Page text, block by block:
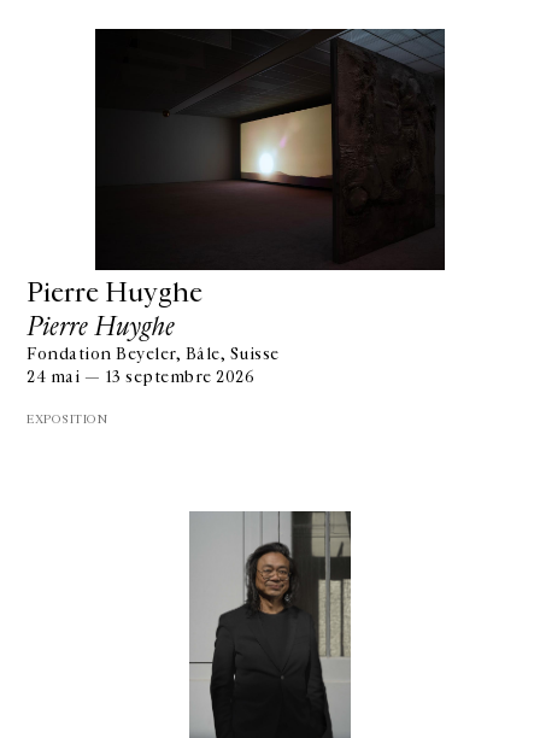
Pierre Huyghe
Pierre Huyghe
Fondation Beyeler, Bâle, Suisse
24 mai — 13 septembre 2026
EXPOSITION
10 RUE CHARLOT, 75003 PARIS